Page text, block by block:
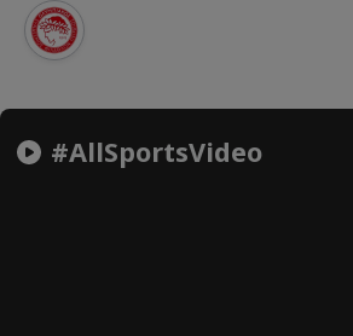
#AllSportsVideo